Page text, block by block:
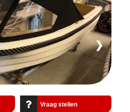
❯
Vraag stellen